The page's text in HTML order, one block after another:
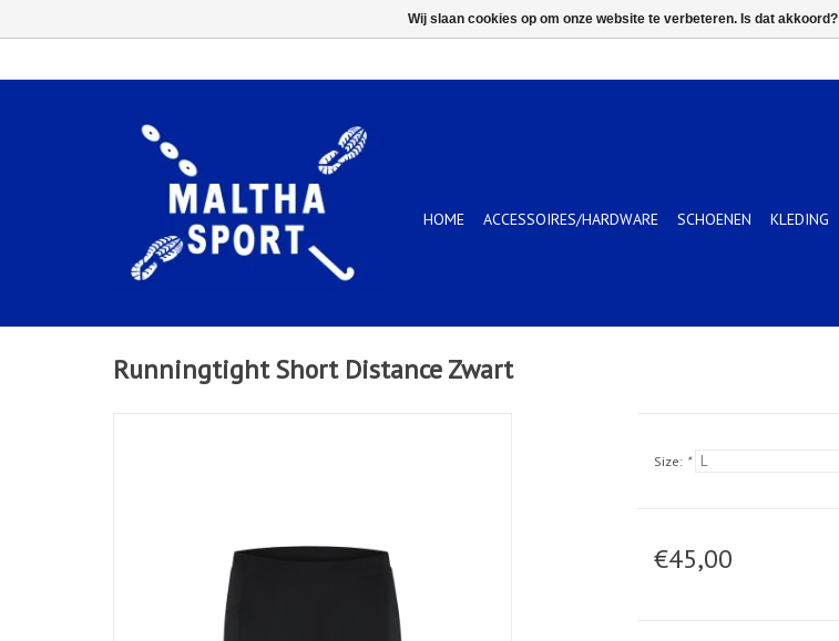
HOME ACCESSOIRES/HARDWARE SCHOENEN KLEDING
Runningtight Short Distance Zwart
Size: *
€45,00
Wij slaan cookies op om onze website te verbeteren. Is dat akkoord?